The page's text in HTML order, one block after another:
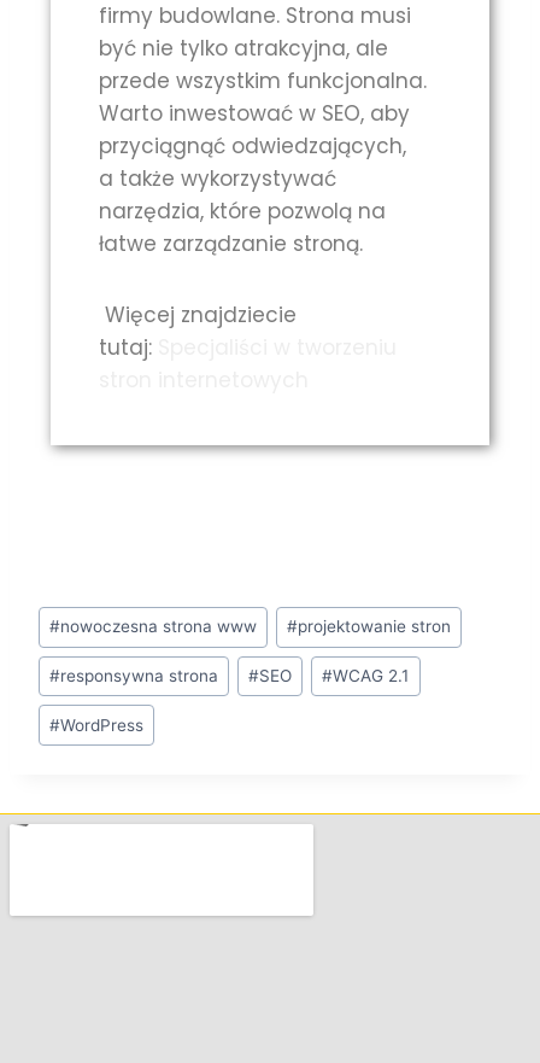
firmy budowlane. Strona musi
być nie tylko atrakcyjna, ale
przede wszystkim funkcjonalna.
Warto inwestować w SEO, aby
przyciągnąć odwiedzających,
a także wykorzystywać
narzędzia, które pozwolą na
łatwe zarządzanie stroną.
Więcej znajdziecie
tutaj:
#nowoczesna strona www #projektowanie stron
#responsywna strona #SEO #WCAG 2.1
#WordPress